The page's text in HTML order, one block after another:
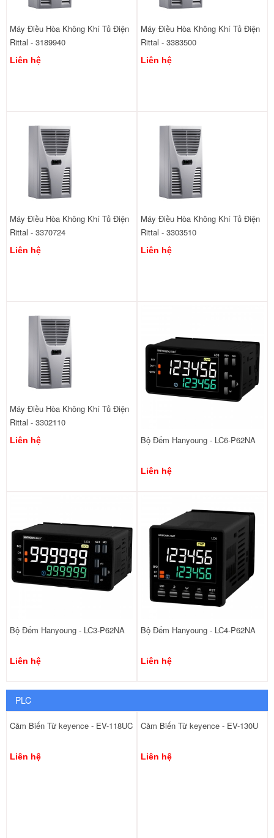
Máy Điều Hòa Không Khí Tủ Điện
Rittal - 3189940
Liên hệ
Máy Điều Hòa Không Khí Tủ Điện
Rittal - 3383500
Liên hệ
Máy Điều Hòa Không Khí Tủ Điện
Rittal - 3370724
Liên hệ
Máy Điều Hòa Không Khí Tủ Điện
Rittal - 3303510
Liên hệ
Máy Điều Hòa Không Khí Tủ Điện
Rittal - 3302110
Liên hệ Bộ Đếm Hanyoung - LC6-P62NA
Liên hệ
Bộ Đếm Hanyoung - LC3-P62NA
Liên hệ
Bộ Đếm Hanyoung - LC4-P62NA
Liên hệ
PLC
Cảm Biến Từ keyence - EV-118UC
Liên hệ
Cảm Biến Từ keyence - EV-130U
Liên hệ